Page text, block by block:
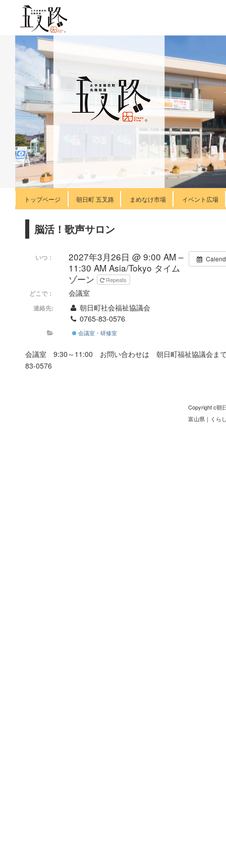
トップページ 朝日町 五叉路 まめなけ市場 イベント広場
脳活！歌声サロン
いつ：
2027年3月26日 @ 9:00 AM –
11:30 AM Asia/Tokyo タイム
ゾーン
Repeats
どこで： 会議室
連絡先:
朝日町社会福祉協議会
0765-83-0576
会議室・研修室
会議室 9:30～11:00 お問い合わせは 朝日町福祉協議会
83-0576
Copyright c朝
富山県 ｜ くら